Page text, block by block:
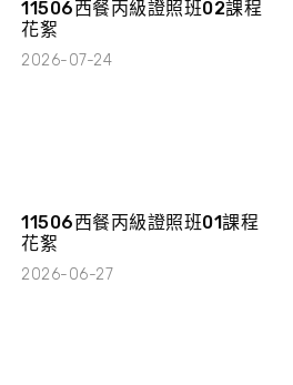
11506西餐丙級證照班02課程
花絮
2026-07-24
11506西餐丙級證照班01課程
花絮
2026-06-27